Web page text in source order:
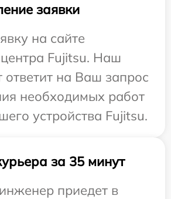
заявки
на сайте
Fujitsu. Наш
ответит на Ваш запрос
необходимых работ
устройства Fujitsu.
за 35 минут
приедет в